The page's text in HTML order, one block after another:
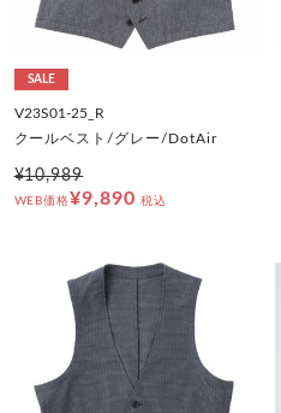
SALE
V23S01-25_R
クールベスト/グレー/DotAir
¥10,989
WEB価格¥9,890 税込